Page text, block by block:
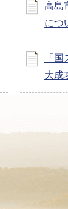
高島
につ
「
大成